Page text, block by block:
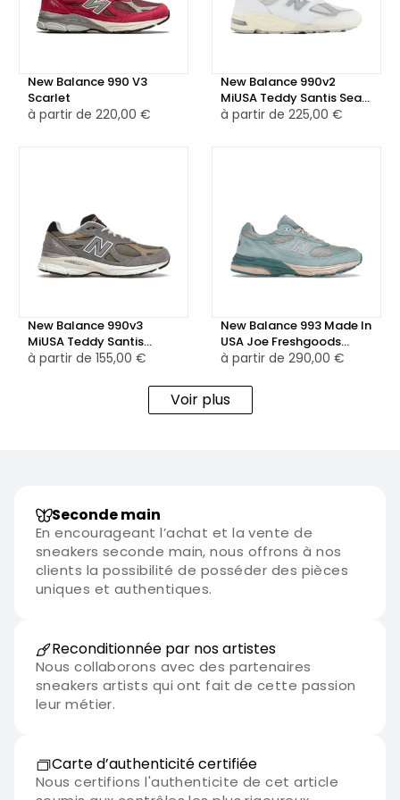
🔵 La semelle intermédiaire est équipée de la technologie
👌 Cette New Balance 990 V2 est un excellent choix pour
New Balance 990 V3
Scarlet
à partir de 220,00 €
New Balance 990v2
MiUSA Teddy Santis Sea
Salt
à partir de 225,00 €
New Balance 990v3
MiUSA Teddy Santis
Marblehead Incense
à partir de 155,00 €
New Balance 993 Made In
USA Joe Freshgoods
Arctic Blue
à partir de 290,00 €
Voir plus
Seconde main
En encourageant l’achat et la vente de
sneakers seconde main, nous offrons à nos
clients la possibilité de posséder des pièces
uniques et authentiques.
Reconditionnée par nos artistes
Nous collaborons avec des partenaires
sneakers artists qui ont fait de cette passion
leur métier.
Carte d’authenticité certifiée
Nous certifions l'authenticite de cet article